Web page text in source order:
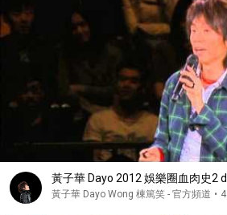
黃子華 Dayo 2012 娛樂圈血肉史2
黃子華 Dayo Wong 棟篤笑 - 官方頻道 •